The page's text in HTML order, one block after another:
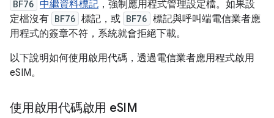
BF76 中繼資料標記 ，強制應用程式管理設定檔。如果設
定檔沒有 BF76 標記，或 BF76 標記與呼叫端電信業者應
用程式的簽章不符，系統就會拒絕下載。
以下說明如何使用啟用代碼，透過電信業者應用程式啟用
eSIM。
使用啟用代碼啟用 eSIM